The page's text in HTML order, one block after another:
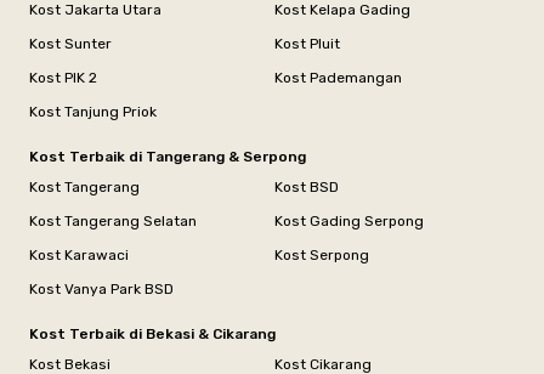
Kost Jakarta Utara
Kost Kelapa Gading
Kost Sunter
Kost Pluit
Kost PIK 2
Kost Pademangan
Kost Tanjung Priok
Kost Terbaik di Tangerang & Serpong
Kost Tangerang
Kost BSD
Kost Tangerang Selatan
Kost Gading Serpong
Kost Karawaci
Kost Serpong
Kost Vanya Park BSD
Kost Terbaik di Bekasi & Cikarang
Kost Bekasi
Kost Cikarang